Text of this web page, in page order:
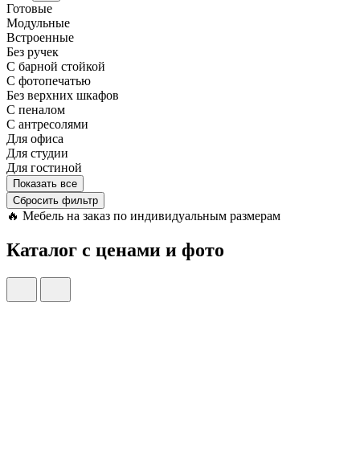
Готовые
Модульные
Встроенные
Без ручек
С барной стойкой
С фотопечатью
Без верхних шкафов
С пеналом
С антресолями
Для офиса
Для студии
Для гостиной
Показать все
Сбросить фильтр
🔥 Мебель на заказ по индивидуальным размерам
Каталог с ценами и фото